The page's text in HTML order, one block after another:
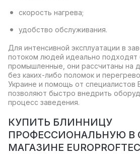
скорость нагрева;
удобство обслуживания.
Для интенсивной эксплуатации в
потоком людей идеально подходят
промышленные, они рассчитаны на
без каких-либо поломок и
Украине и помощь от
позволяют быстро внедрить
процесс заведения.
КУПИТЬ БЛИННИЦУ
ПРОФЕССИОНАЛЬНУЮ В
МАГАЗИНЕ